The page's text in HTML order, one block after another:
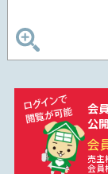
会
公
会
売主
会員